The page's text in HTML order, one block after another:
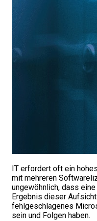
IT erfordert oft ein
mit mehreren
ungewöhnlich, dass
Ergebnis dieser
fehlgeschlagenes
sein und Folgen haben.